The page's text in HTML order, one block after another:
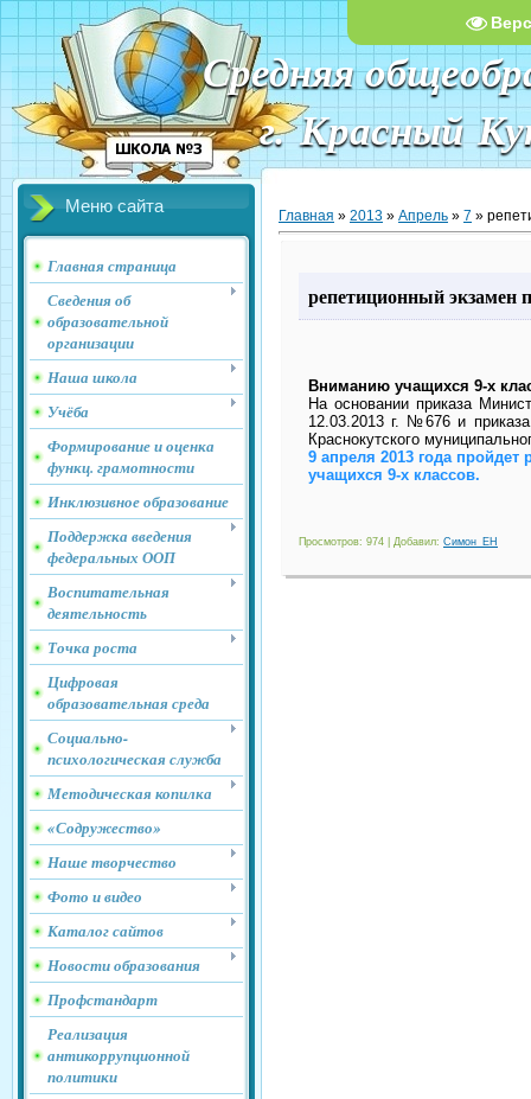
Средняя
г. Красный
Меню сайта
Главная страница
Сведения об
образовательной
организации
Наша школа
Учёба
Формирование и оценка
функц. грамотности
Инклюзивное образование
Поддержка введения
федеральных ООП
Воспитательная
деятельность
Точка роста
Цифровая
образовательная среда
Социально-
психологическая служба
Методическая копилка
«Содружество»
Наше творчество
Фото и видео
Каталог сайтов
Новости образования
Профстандарт
Реализация
антикоррупционной
политики
Главная » 2013 » Апрель » 7 »
репетиционный экзамен
Вниманию учащихся 9-х
На основании приказа
12.03.2013 г. №676 и
Краснокутского
9 апреля 2013 года
учащихся 9-х классов.
Просмотров: 974 | Добавил: Симон_ЕН